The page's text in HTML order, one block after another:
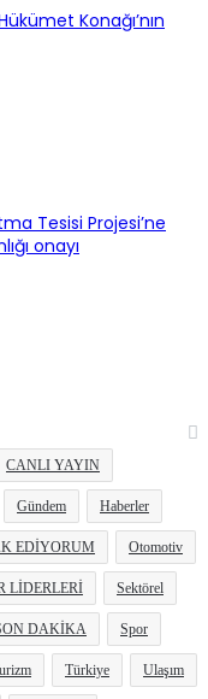
Konağı’nın
Tesisi Projesi’ne
onayı
CANLI YAYIN
Gündem Haberler
EDİYORUM Otomotiv
LİDERLERİ Sektörel
DAKİKA Spor
Türkiye Ulaşım